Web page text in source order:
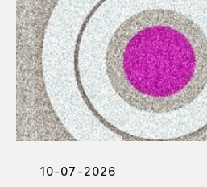
10-07-2026